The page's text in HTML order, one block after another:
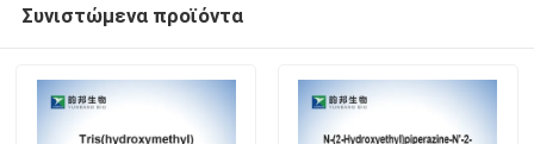
Συνιστώμενα προϊόντα